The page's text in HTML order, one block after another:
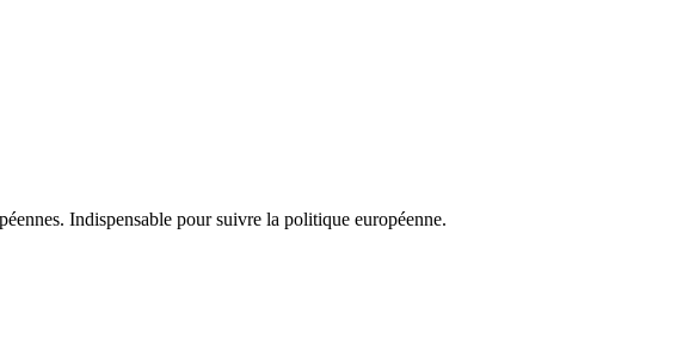
Indispensable pour suivre la politique européenne.